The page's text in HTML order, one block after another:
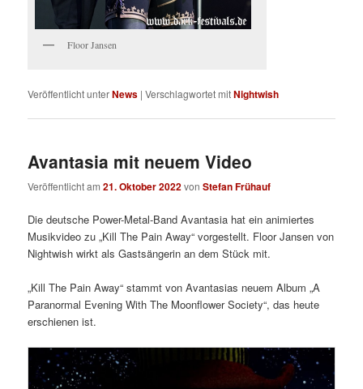
Floor Jansen
Veröffentlicht unterNews |Verschlagwortet mitNightwish
Avantasia mit neuem Video
Veröffentlicht am21. Oktober 2022vonStefan Frühauf
Die deutsche Power-Metal-Band Avantasia hat ein animiertes
Musikvideo zu „Kill The Pain Away“ vorgestellt. Floor Jansen von
Nightwish wirkt als Gastsängerin an dem Stück mit.
„Kill The Pain Away“ stammt von Avantasias neuem Album „A
Paranormal Evening With The Moonflower Society“, das heute
erschienen ist.